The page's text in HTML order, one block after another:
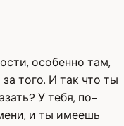
особенно там,
того. И так что ты
У тебя, по-
и ты имеешь